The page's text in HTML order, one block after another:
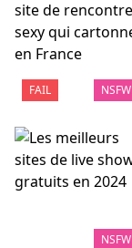
FAIL NSFW
NSFW